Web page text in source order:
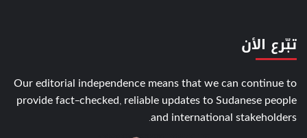
تبّرع الأن
Our editorial independence means that we can continue to
provide fact-checked, reliable updates to Sudanese people
and international stakeholders.